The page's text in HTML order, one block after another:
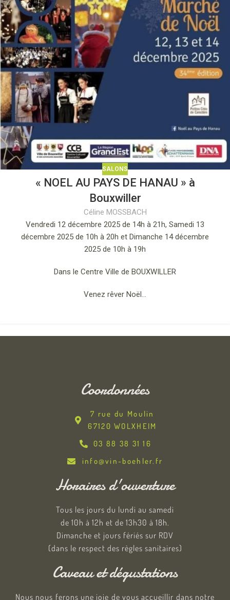
SALONS
« NOEL AU PAYS DE HANAU » à
Bouxwiller
Céline MOSSBACH
Vendredi 12 décembre 2025 de 14h à 21h, Samedi 13
décembre 2025 de 10h à 20h et Dimanche 14 décembre
2025 de 10h à 19h
Dans le Centre Ville de BOUXWILLER
Venez rêver Noël…
Coordonnées
7 rue du Moulin
67120 WOLXHEIM
03 88 38 31 16
info@vin-boehler.fr
Horaires d'ouverture
Tous les jours du lundi au samedi
de 10h à 12h et de 13h30 à 18h.
Dimanche et jours fériés sur RDV
(dans le respect des règles sanitaires)
Caveau et dégustations
Nous nous ferons une joie de vous accueillir dans notre